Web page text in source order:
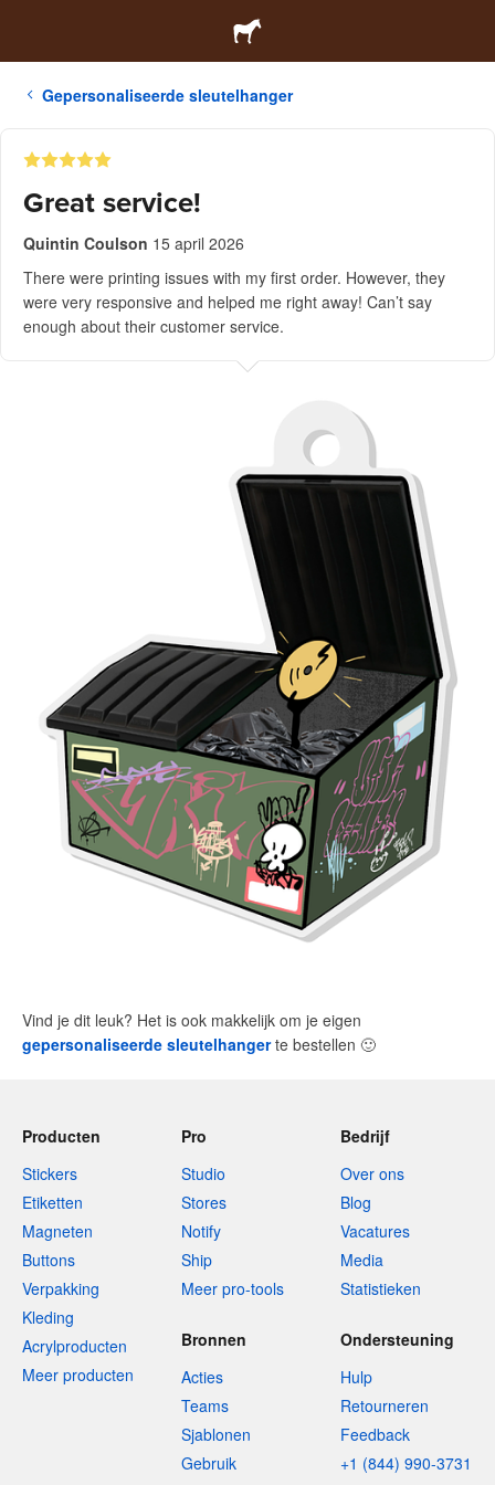
Gepersonaliseerde sleutelhanger
Great service!
Quintin Coulson 15 april 2026
There were printing issues with my first order. However, they
were very responsive and helped me right away! Can’t say
enough about their customer service.
Vind je dit leuk? Het is ook makkelijk om je eigen
gepersonaliseerde sleutelhangerte bestellen 🙂
Producten
Stickers
Etiketten
Magneten
Buttons
Verpakking
Kleding
Acrylproducten
Meer producten
Pro
Studio
Stores
Notify
Ship
Meer pro-tools
Bedrijf
Over ons
Blog
Vacatures
Media
Statistieken
Bronnen
Acties
Teams
Sjablonen
Gebruik
Ondersteuning
Hulp
Retourneren
Feedback
+1 (844) 990-3731